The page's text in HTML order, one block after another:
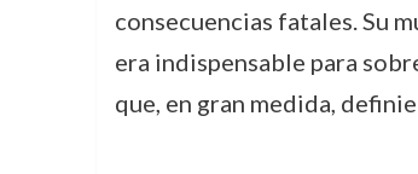
consecuencias fatales. Su
era indispensable para
que, en gran medida,